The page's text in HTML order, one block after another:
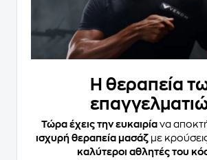
Η θεραπεία
Τώρα έχεις την ευκαιρία να
ισχυρή θεραπεία μασάζμε
καλύτεροι αθλητές του